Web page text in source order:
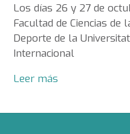
Los días 26 y 27 de
Facultad de Ciencias de
Deporte de la
Internacional
Leer más